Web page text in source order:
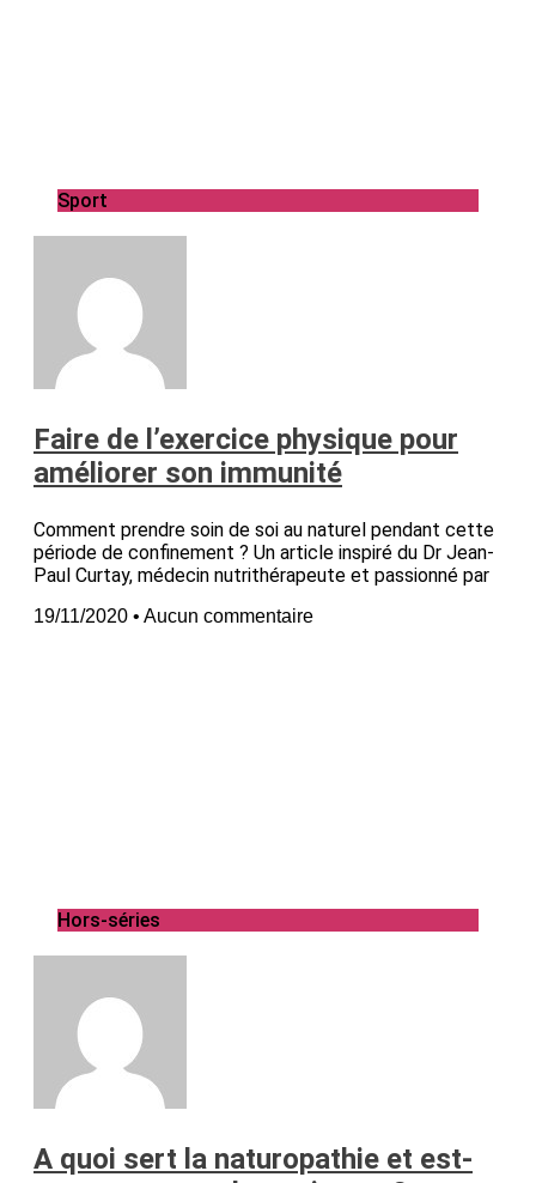
Sport
Faire de l’exercice physique pour
améliorer son immunité
Comment prendre soin de soi au naturel pendant cette
période de confinement ? Un article inspiré du Dr Jean-
Paul Curtay, médecin nutrithérapeute et passionné par
19/11/2020 Aucun commentaire
Hors-séries
A quoi sert la naturopathie et est-